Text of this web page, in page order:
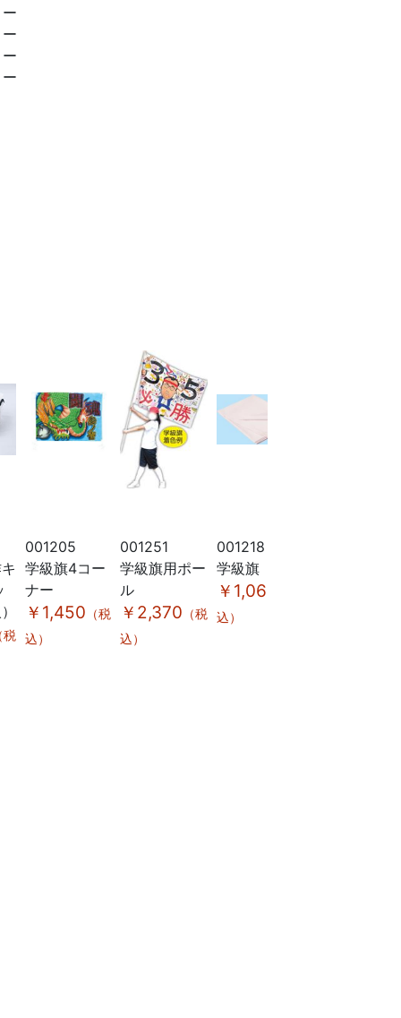
ー
ー
ー
ー
税
001205
学級旗4コー
ナー
￥1,450 （税
込）
001251
学級旗用ポー
ル
￥2,370 （税
込）
001218
学級旗
￥1,060
込）